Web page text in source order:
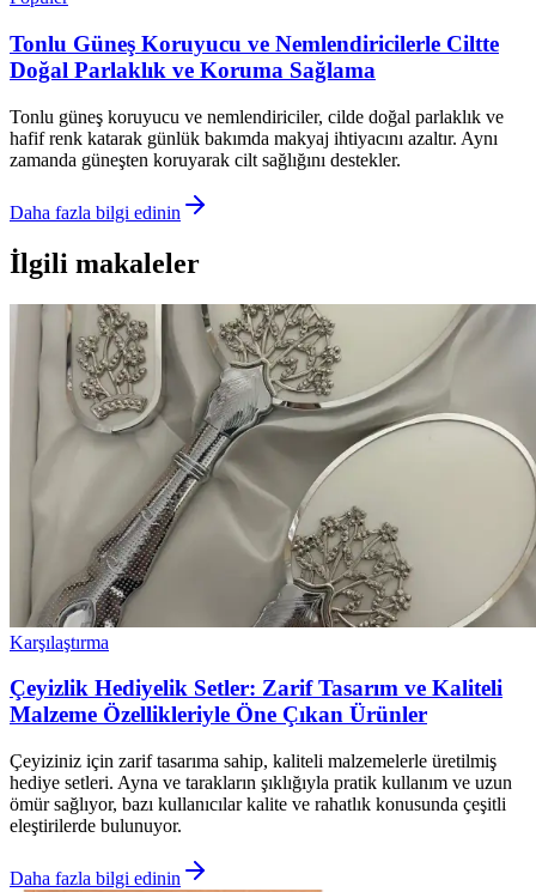
Tonlu Güneş Koruyucu ve Nemlendiricilerle Ciltte
Doğal Parlaklık ve Koruma Sağlama
Tonlu güneş koruyucu ve nemlendiriciler, cilde doğal parlaklık ve
hafif renk katarak günlük bakımda makyaj ihtiyacını azaltır. Aynı
zamanda güneşten koruyarak cilt sağlığını destekler.
Daha fazla bilgi edinin
İlgili makaleler
Karşılaştırma
Çeyizlik Hediyelik Setler: Zarif Tasarım ve Kaliteli
Malzeme Özellikleriyle Öne Çıkan Ürünler
Çeyiziniz için zarif tasarıma sahip, kaliteli malzemelerle üretilmiş
hediye setleri. Ayna ve tarakların şıklığıyla pratik kullanım ve uzun
ömür sağlıyor, bazı kullanıcılar kalite ve rahatlık konusunda çeşitli
eleştirilerde bulunuyor.
Daha fazla bilgi edinin